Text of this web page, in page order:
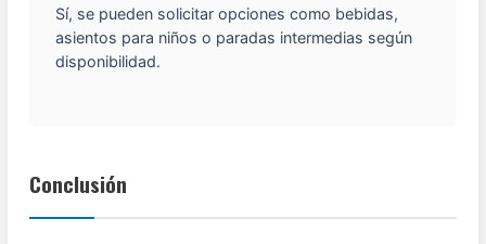
Sí, se pueden solicitar opciones como bebidas,
asientos para niños o paradas intermedias según
disponibilidad.
Conclusión